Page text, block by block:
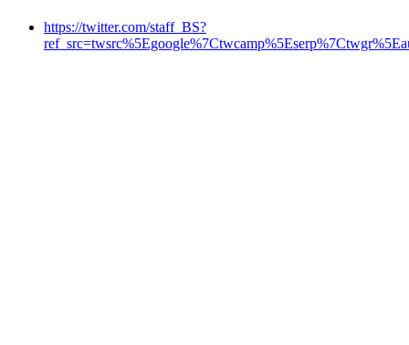
https://twitter.com/staff_BS?